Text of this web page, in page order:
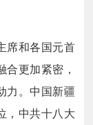
席和各国元首
更加紧密，
力。中国新疆
，中共十八大